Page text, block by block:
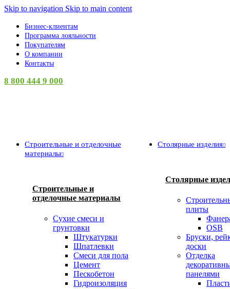
Skip to navigation Skip to main content
Бизнес-клиентам
Программа лояльности
Покупателям
О компании
Контакты
8 800 444 9 000
Строительные и отделочные
материалы
Строительные и
отделочные материалы
Сухие смеси и
грунтовки
Штукатурки
Шпатлевки
Смеси для пола
Цемент
Пескобетон
Гидроизоляция
Столярные изделия
Столярные
плиты
OSB
Бруски,
доски
Отделка
панелями